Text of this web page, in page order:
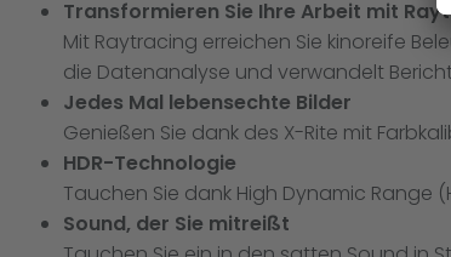
Transformieren Sie Ihre Arbeit mit
Mit Raytracing erreichen Sie kinoreife
die Datenanalyse und verwandelt
Jedes Mal lebensechte Bilder
Genießen Sie dank des X-Rite mit
HDR-Technologie
Tauchen Sie dank High Dynamic Range
Sound, der Sie mitreißt